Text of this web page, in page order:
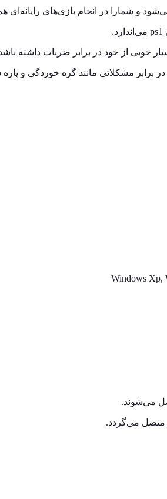
خوبی از خود در برابر ضربات داشته
متصل می‌‌گردد.